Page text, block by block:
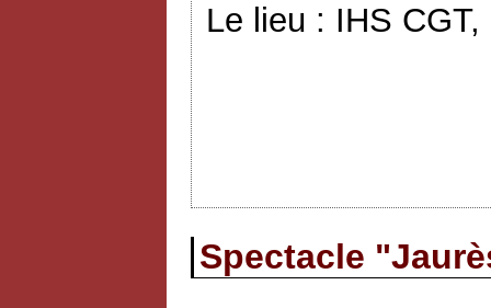
Le lieu : IHS
Spectacle